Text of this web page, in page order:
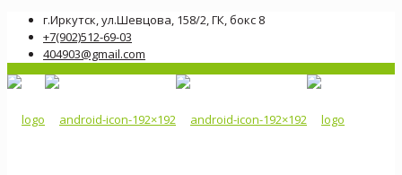
г.Иркутск, ул.Шевцова, 158/2, ГК, бокс 8
+7(902)512-69-03
404903@gmail.com